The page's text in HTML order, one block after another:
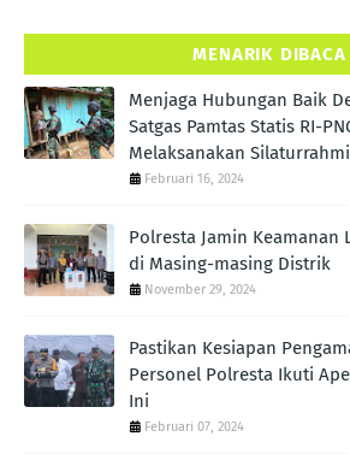
MENARIK DIBACA
Menjaga Hubungan Baik
Satgas Pamtas Statis RI-
Melaksanakan Silaturrahmi
Februari 16, 2024
Polresta Jamin Keamanan
di Masing-masing Distrik
November 29, 2024
Pastikan Kesiapan
Personel Polresta Ikuti
Ini
Februari 07, 2024